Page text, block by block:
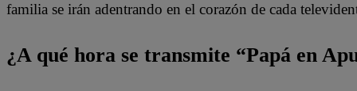
familia se irán adentrando en el corazón de cada
¿A qué hora se transmite “Papá en